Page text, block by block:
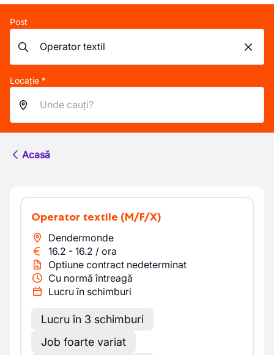
Post
Locație *
Acasă
Operator textile (M/F/X)
Dendermonde
16.2 - 16.2 / ora
Optiune contract nedeterminat
Cu normă întreagă
Lucru în schimburi
Lucru în 3 schimburi
Job foarte variat